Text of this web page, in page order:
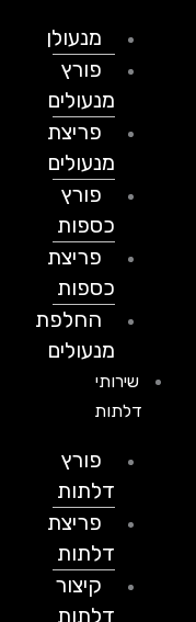
מנעולן
פורץ
מנעולים
פריצת
מנעולים
פורץ
כספות
פריצת
כספות
החלפת
מנעולים
שירותי
דלתות
פורץ
דלתות
פריצת
דלתות
קיצור
דלתות